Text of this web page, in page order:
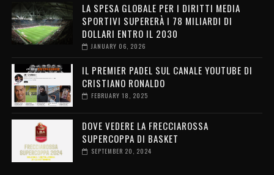
LA SPESA GLOBALE PER I DIRITTI MEDIA
SPORTIVI SUPERERÀ I 78 MILIARDI DI
DOLLARI ENTRO IL 2030
JANUARY 06, 2026
IL PREMIER PADEL SUL CANALE YOUTUBE DI
CRISTIANO RONALDO
FEBRUARY 18, 2025
DOVE VEDERE LA FRECCIAROSSA
SUPERCOPPA DI BASKET
SEPTEMBER 20, 2024